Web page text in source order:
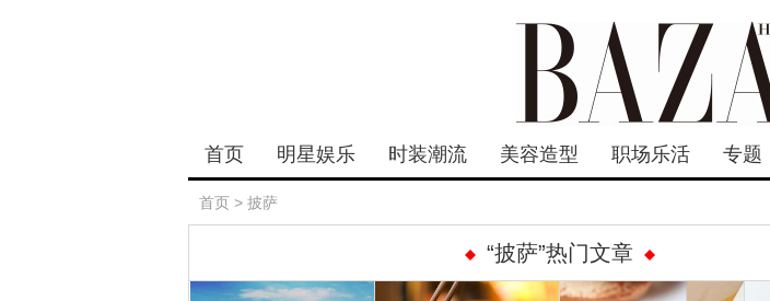
首页 明星娱乐 时装潮流 美容造型 职场乐活 专题
首页 > 披萨
“披萨”热门文章